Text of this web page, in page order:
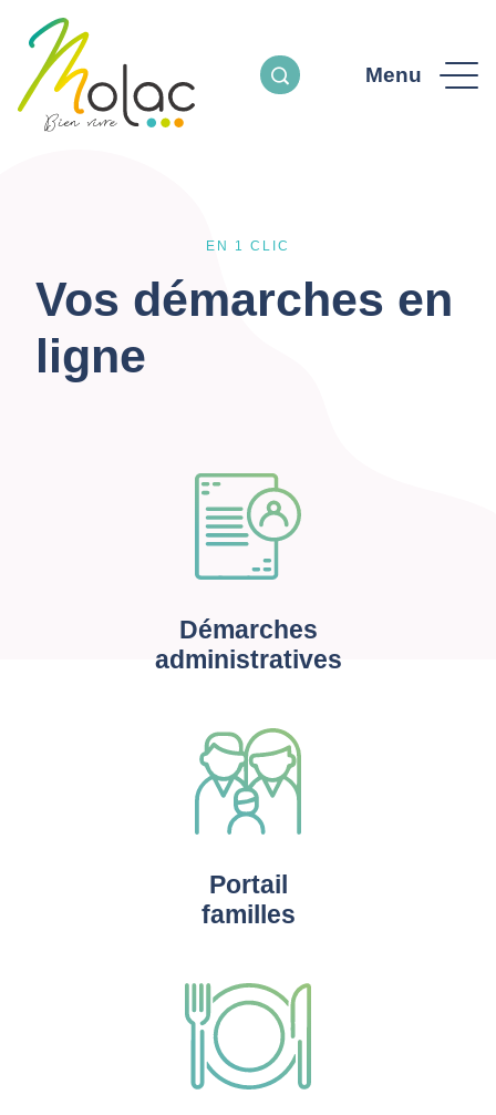
Menu
EN 1 CLIC
Vos démarches en
ligne
Démarches
administratives
Portail
familles